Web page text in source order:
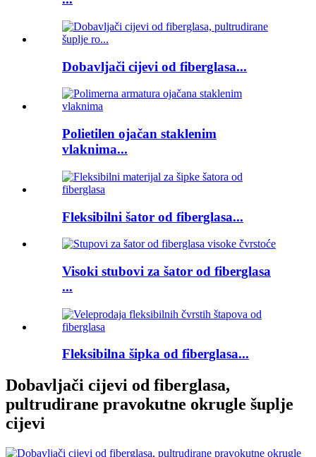
Dobavljači cijevi od fiberglasa...
Polietilen ojačan staklenim
vlaknima...
Fleksibilni šator od fiberglasa...
Visoki stubovi za šator od fiberglasa
...
Fleksibilna šipka od fiberglasa...
Dobavljači cijevi od fiberglasa,
pultrudirane pravokutne okrugle šuplje
cijevi